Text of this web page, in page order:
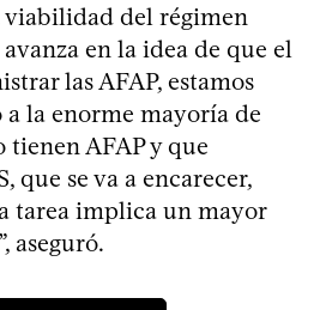
del régimen
en la idea de que el
las AFAP, estamos
la enorme mayoría de
tienen AFAP y que
que se va a encarecer,
tarea implica un mayor
aseguró.